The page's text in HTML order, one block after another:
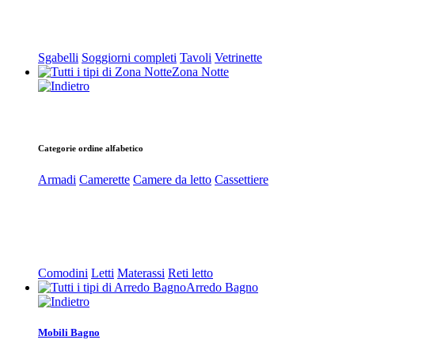
Sgabelli Soggiorni completi Tavoli Vetrinette
Zona Notte
Categorie ordine alfabetico
Armadi Camerette Camere da letto Cassettiere
Comodini Letti Materassi Reti letto
Arredo Bagno
Mobili Bagno